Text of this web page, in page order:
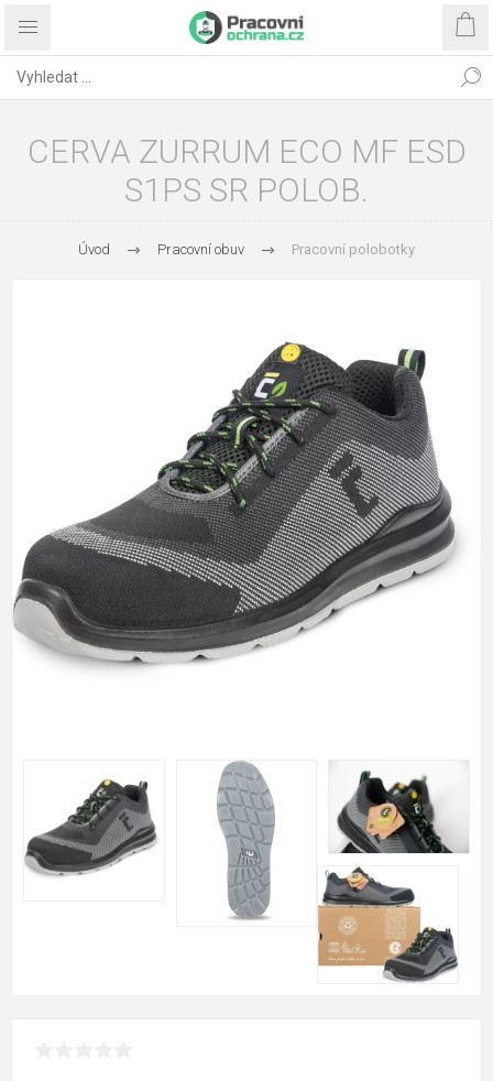
CERVA ZURRUM ECO MF ESD
S1PS SR POLOB.
Úvod Pracovní obuv Pracovní polobotky